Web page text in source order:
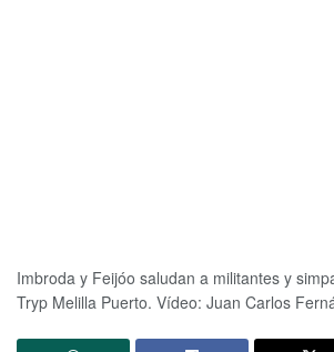
Imbroda y Feijóo saludan a militantes y
Tryp Melilla Puerto. Vídeo: Juan Carlos